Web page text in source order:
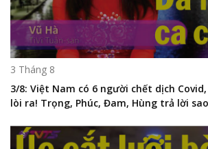
3 Tháng 8
3/8: Việt Nam có 6 người chết dịch
lòi ra! Trọng, Phúc, Đam, Hùng trả lời